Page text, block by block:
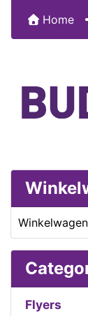
Home
Flyers